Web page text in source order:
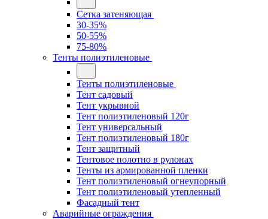
Сетка затеняющая
30-35%
50-55%
75-80%
Тенты полиэтиленовые
Тенты полиэтиленовые
Тент садовый
Тент укрывной
Тент полиэтиленовый 120г
Тент универсальный
Тент полиэтиленовый 180г
Тент защитный
Тентовое полотно в рулонах
Тенты из армированной пленки
Тент полиэтиленовый огнеупорный
Тент полиэтиленовый утепленный
Фасадный тент
Аварийные ограждения